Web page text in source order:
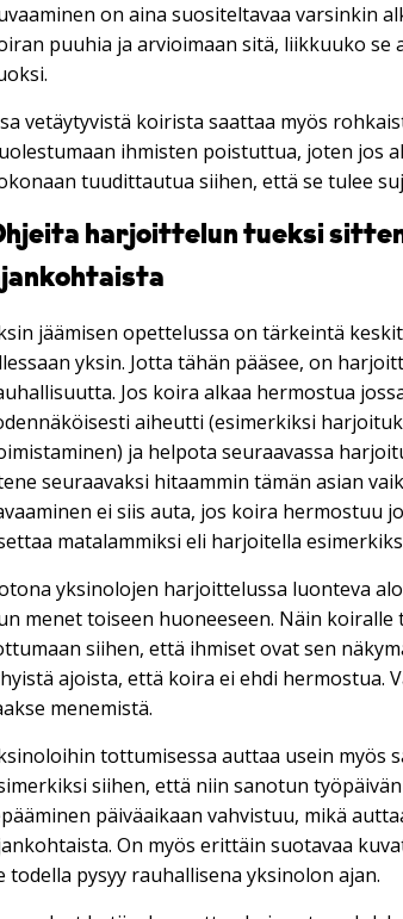
on aina suositeltavaa varsinkin
puuhia ja arvioimaan sitä, liikkuuko se
vetäytyvistä koirista saattaa myös
ihmisten poistuttua, joten jos
tuudittautua siihen, että se tulee
harjoittelun tueksi
jäämisen opettelussa on tärkeintä
yksin. Jotta tähän pääsee, on
Jos koira alkaa hermostua
aiheutti (esimerkiksi
ja helpota seuraavassa
seuraavaksi hitaammin tämän asian
ei siis auta, jos koira hermostuu
matalammiksi eli harjoitella
yksinolojen harjoittelussa luonteva
menet toiseen huoneeseen. Näin
siihen, että ihmiset ovat sen
ajoista, että koira ei ehdi hermostua.
menemistä.
tottumisessa auttaa usein myös
siihen, että niin sanotun
päiväaikaan vahvistuu, mikä
On myös erittäin suotavaa
todella pysyy rauhallisena yksinolon ajan.